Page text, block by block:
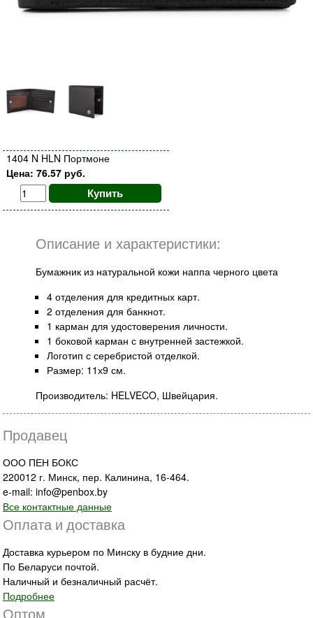
1404 N HLN Портмоне
Цена: 76.57 руб.
Купить
Описание и характеристики:
Бумажник из натуральной кожи наппа черного цвета
4 отделения для кредитных карт.
2 отделения для банкнот.
1 карман для удостоверения личности.
1 боковой карман с внутренней застежкой.
Логотип с серебристой отделкой.
Размер: 11х9 см.
Производитель: HELVECO, Швейцария.
Продавец
ООО ПЕН БОКС
220012 г. Минск, пер. Калинина, 16-464.
e-mail: info@penbox.by
Все контактные данные
Оплата и доставка
Доставка курьером по Минску в будние дни.
По Беларуси почтой.
Наличный и безналичный расчёт.
Подробнее
Оптом